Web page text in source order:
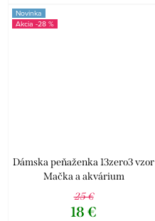
Novinka
-28 %
Dámska peňaženka 13zero3 vzor
Mačka a akvárium
25 €
18 €